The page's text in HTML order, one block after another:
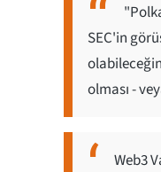
SEC'in
olması -
Web3